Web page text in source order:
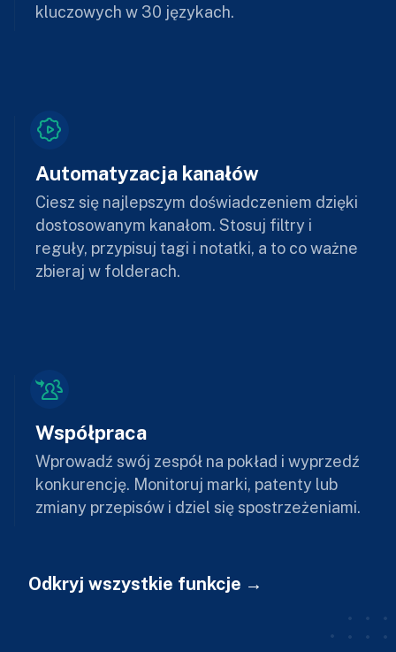
kluczowych w 30 językach.
Automatyzacja kanałów
Ciesz się najlepszym doświadczeniem dzięki
dostosowanym kanałom. Stosuj filtry i
reguły, przypisuj tagi i notatki, a to co ważne
zbieraj w folderach.
Współpraca
Wprowadź swój zespół na pokład i wyprzedź
konkurencję. Monitoruj marki, patenty lub
zmiany przepisów i dziel się spostrzeżeniami.
Odkryj wszystkie funkcje